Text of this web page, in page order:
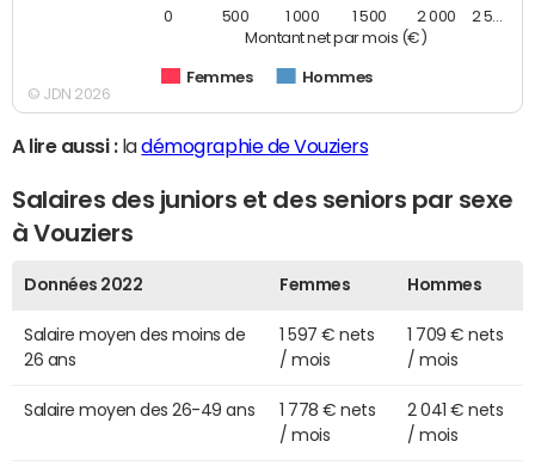
Montant net par mois (€)
Femmes Hommes
0 500 1 000 1 500 2 000 2 5…
© JDN 2026
A lire aussi :ladémographie de Vouziers
Salaires des juniors et des seniors par sexe
à Vouziers
Données 2022 Femmes Hommes
Salaire moyen des moins de
26 ans
1 597 € nets
/ mois
1 709 € nets
/ mois
Salaire moyen des 26-49 ans
1 778 € nets
/ mois
2 041 € nets
/ mois